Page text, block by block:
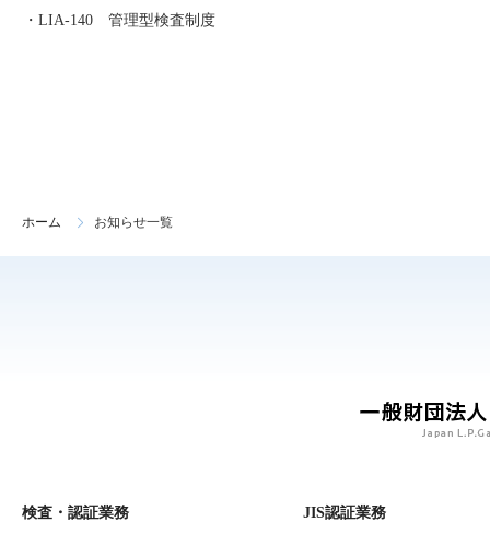
・LIA-140 管理型検査制度
ホーム >
お知らせ一覧
検査・認証業務
JIS認証業務